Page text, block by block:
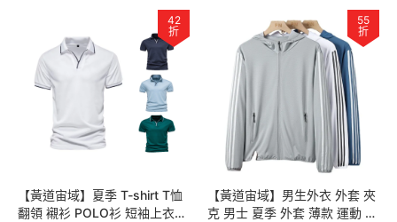
42
折
【黃道宙域】夏季 T-shirt T恤
翻領 襯衫 POLO衫 短袖上衣
55
折
【黃道宙域】男生外衣 外套 夾
克 男士 夏季 外套 薄款 運動 防